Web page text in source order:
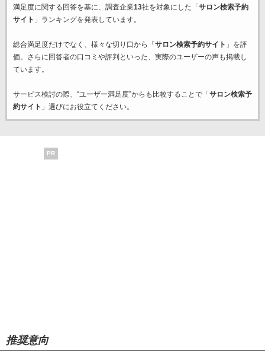
満足度に関する回答を基に、調査企業13社を対象にした「 サロン検索予約
サイト 」ランキングを発表しています。
総合満足度だけでなく、様々な切り口から「 サロン検索予約サイト 」を評
価。さらに回答者の口コミや評判といった、実際のユーザーの声も掲載し
ています。
サービス検討の際、“ユーザー満足度”からも比較することで「 サロン検索予
約サイト 」選びにお役立てください。
PR
推奨意向